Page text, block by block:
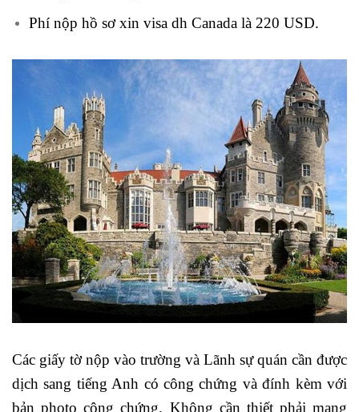
Phí nộp hồ sơ xin visa dh Canada là 220 USD.
Các giấy tờ nộp vào trường và Lãnh sự quán cần được
dịch sang tiếng Anh có công chứng và đính kèm với
bản photo công chứng. Không cần thiết phải mang